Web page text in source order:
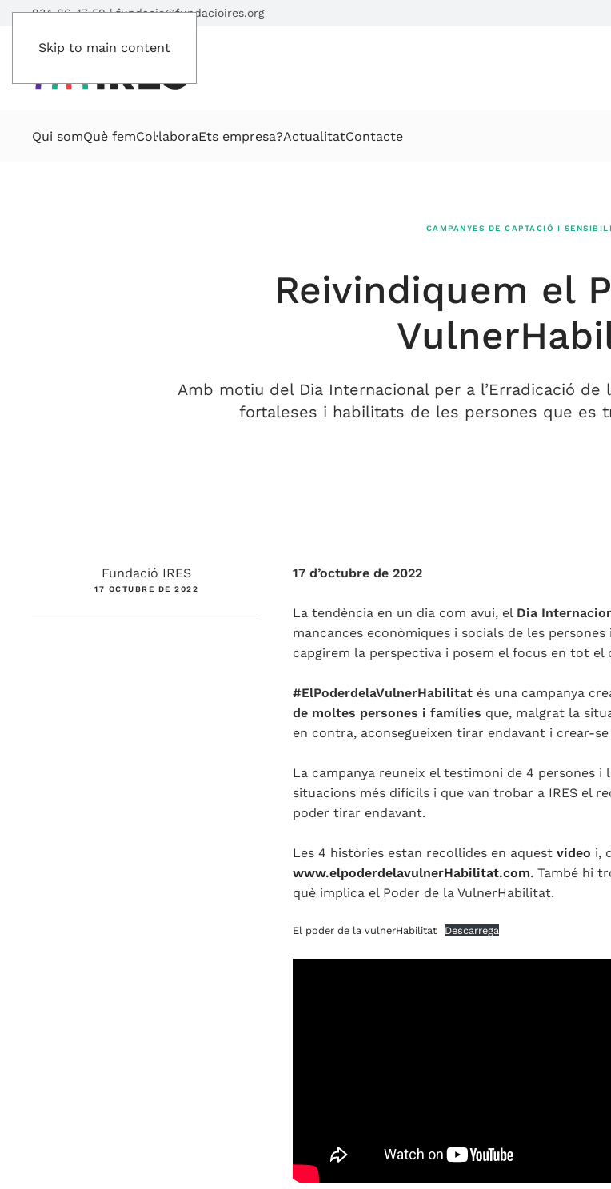
Skip to main content
934 86 47 50|fundacio@fundacioires.org
Qui somQuè femCol·laboraEts empresa?ActualitatContacte
CAMPANYES DE CAPTACIÓ I
Reivindiquem el
Amb motiu del Dia Internacional per a l’Erradicació
fortaleses i habilitats de les persones que es
Fundació IRES
17 OCTUBRE DE 2022
17 d’octubre de 2022
La tendència en un dia com avui, el Dia
mancances econòmiques i socials de les
capgirem la perspectiva i posem el focus en tot
#ElPoderdelaVulnerHabilitat és una campanya
de moltes persones i famílies que, malgrat la
en contra, aconsegueixen tirar endavant i crear-
La campanya reuneix el testimoni de 4 persones
situacions més difícils i que van trobar a IRES el
poder tirar endavant.
Les 4 històries estan recollides en aquest vídeo i,
www.elpoderdelavulnerHabilitat.com. També hi
què implica el Poder de la VulnerHabilitat.
El poder de la vulnerHabilitat Descarrega